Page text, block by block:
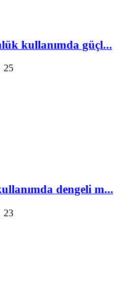
kullanımda güçl...
25
dengeli m...
23